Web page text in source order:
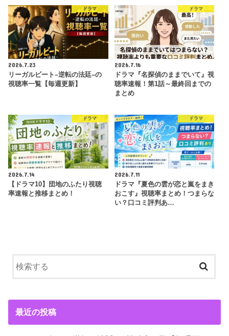
ドラマ
2026.7.23
リーガルビート–逆転の法廷–の
視聴率一覧【毎週更新】
ドラマ
2026.7.16
ドラマ『名探偵のままでいて』視
聴率速報！第1話～最終回までの
まとめ
ドラマ
2026.7.14
【ドラマ10】団地のふたり視聴
率速報と推移まとめ！
ドラマ
2026.7.11
ドラマ『夏色の雲が恋と嵐をまき
おこす』視聴率まとめ！つまらな
い？口コミ評判あ…
最近の投稿